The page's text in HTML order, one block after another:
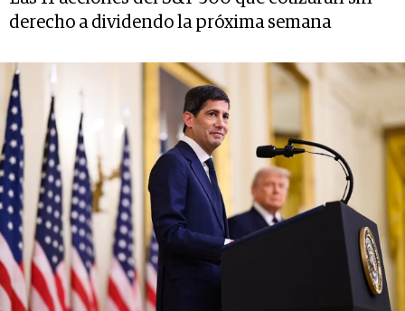
derecho a dividendo la próxima semana